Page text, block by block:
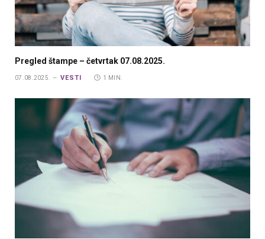
Pregled štampe – četvrtak 07.08.2025.
07.08.2025. VESTI 1 MIN.